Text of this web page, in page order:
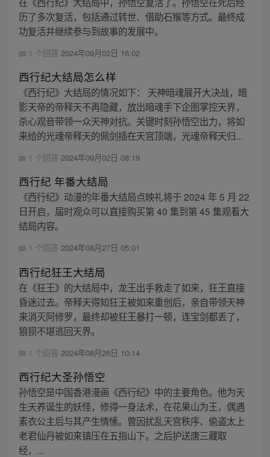
历了多次复活，包括通过转世、借助石猴等方式。最终成
功复活并继续参与到故事的发展中。
1 个回答 2024年09月02日 16:02
西行纪大结局怎么样
《西行纪》大结局的情况如下： 天神暗魂展开大决战，暗
影天帝的帝释天不再隐藏，放出暗魂手下企图掌控天界，
杀心观音带领一众天神对抗。关键时刻孙悟空出力，将如
来给的光魂帝释天的佩剑插在天宫顶端，光魂帝释天归...
1 个回答 2024年09月02日 08:19
西行纪 年番大结局
《西行纪》动漫的年番大结局点映礼将于 2024 年 5 月 22
日开启，届时观众可以直接购买第 40 集到第 45 集观看大
结局内容。
1 个回答 2024年08月27日 05:01
西行纪狂王大结局
在《狂王》的大结局中，龙王出手救走了如来，狂王直接
昏迷过去。帝释天得知狂王被如来重创后，亲自带领天神
来消灭阿修罗，最终却被狂王暴打一顿，连宝剑都丢了，
狼狈不堪逃回天界。
1 个回答 2024年08月26日 10:14
西行纪大圣孙悟空
孙悟空是中国香港漫画《西行纪》中的主要角色。他为天
生天养诞生的妖怪，修得一身法术，在花果山为王，偶遇
素衣公主后与其产生情愫。曾因扰乱天宫秩序、偷盗太上
老君仙丹被如来镇压在五指山下。之后护送唐三藏取
经，...